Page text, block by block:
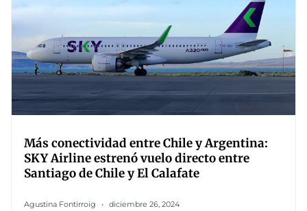
Más conectividad entre Chile y Argentina:
SKY Airline estrenó vuelo directo entre
Santiago de Chile y El Calafate
Agustina Fontirroig diciembre 26, 2024